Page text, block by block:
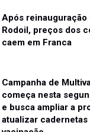
Após reinauguração
Rodoil, preços dos
caem em Franca
Campanha de
começa nesta
e busca ampliar a
atualizar cadernetas